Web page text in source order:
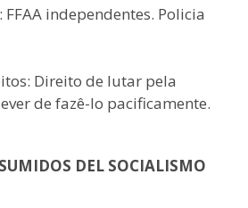
FFAA independentes. Policia
Direito de lutar pela
de fazê-lo pacificamente.
DEL SOCIALISMO